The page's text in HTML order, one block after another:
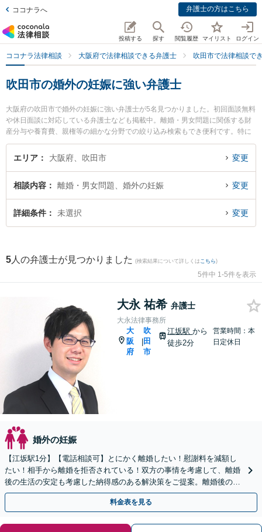
ココナラへ 弁護士の方はこちら
投稿する 探す 閲覧履歴 マイリスト ログイン
ココナラ法律相談 大阪府で法律相談できる弁護士 吹田市で法律相談で
吹田市の婚外の妊娠に強い弁護士
大阪府の吹田市で婚外の妊娠に強い弁護士が5名見つかりました。初回面談無料
や休日面談に対応している弁護士なども掲載中。離婚・男女問題に関係する財
産分与や養育費、親権等の細かな分野での絞り込み検索もでき便利です。特に
大永法律事務所の大永 祐希弁護士やクラルス法律会計事務所の久保 勇二弁護
士、トータリティー法律事務所の山﨑 智義弁護士のプロフィール情報や弁護士
の実績豊富な近くの弁護士を検索したい』『初回相談無料で婚外の妊娠を法律
相談できる吹田市内の弁護士に相談予約したい』などでお困りの相談者さんに
おすすめです。
エリア 大阪府、吹田市 変更
相談内容 離婚・男女問題、婚外の妊娠 変更
詳細条件 未選択 変更
5 人の弁護士が見つかりました (検索結果について詳しくは こちら)
5件中 1-5件を表示
大永 祐希 弁護士
大永法律事務所
大
阪
府
|
吹
田
市
江坂駅から
徒歩2分
営業時間：本
日定休日
婚外の妊娠
【江坂駅1分】【電話相談可】とにかく離婚したい！慰謝料を減額し
たい！相手から離婚を拒否されている！双方の事情を考慮して、離婚
後の生活の安定も考慮した納得感のある解決策をご提案。離婚後の生
活を大切に考えます。【法テラス利用可】【WEB面談可】
料金表を見る